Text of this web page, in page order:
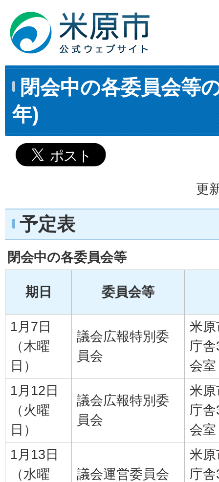
閉会中の各委員会等
年)
更
予定表
閉会中の各委員会等
期日 委員会等
1月7日
（木曜
日）
議会広報特別委
員会
米
庁
会室
1月12日
（火曜
日）
議会広報特別委
員会
米
庁
会室
1月13日
（水曜
議会運営委員会
米
庁